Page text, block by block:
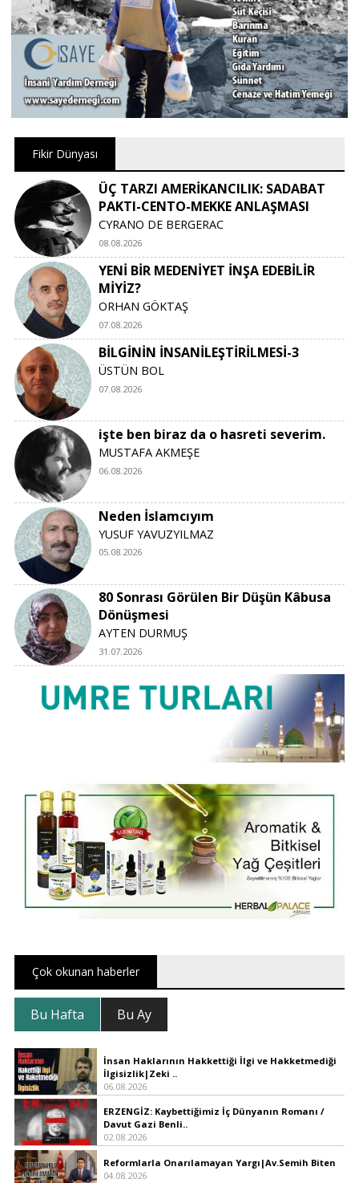
Fikir Dünyası
ÜÇ TARZI AMERİKANCILIK: SADABAT
PAKTI-CENTO-MEKKE ANLAŞMASI
CYRANO DE BERGERAC
08.08.2026
YENİ BİR MEDENİYET İNŞA EDEBİLİR
MİYİZ?
ORHAN GÖKTAŞ
07.08.2026
BİLGİNİN İNSANİLEŞTİRİLMESİ-3
ÜSTÜN BOL
07.08.2026
işte ben biraz da o hasreti severim.
MUSTAFA AKMEŞE
06.08.2026
Neden İslamcıyım
YUSUF YAVUZYILMAZ
05.08.2026
80 Sonrası Görülen Bir Düşün Kâbusa
Dönüşmesi
AYTEN DURMUŞ
31.07.2026
Çok okunan haberler
Bu Hafta Bu Ay
İnsan Haklarının Hakkettiği İlgi ve Hakketmediği
İlgisizlik|Zeki ..
06.08.2026
ERZENGİZ: Kaybettiğimiz İç Dünyanın Romanı /
Davut Gazi Benli..
02.08.2026
Reformlarla Onarılamayan Yargı|Av.Semih Biten
04.08.2026